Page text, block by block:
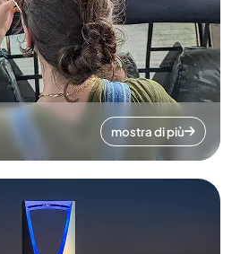
mostra di più